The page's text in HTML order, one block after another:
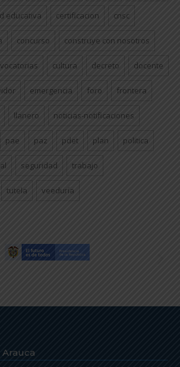
educativa certificacion cnsc
concurso construye con nosotros
cultura decreto docente
emergencia foro frontera
llanero noticias-notificaciones
pae paz pdet plan politica
seguridad trabajo
tutela veeduría